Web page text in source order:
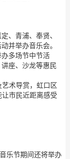
、青浦、奉贤、
并举办音乐会。
多场节中节活
座、沙龙等惠民
艺术导赏，虹口区
让市民近距离感受
乐节期间还将举办